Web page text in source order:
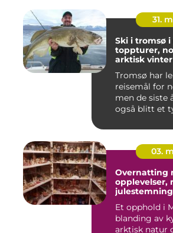
31.
Ski i tromsø
toppturer,
arktisk vinter
Tromsø har
reisemål for
men de siste
også blitt et
03.
Overnatting
opplevelser,
Et opphold i
blanding av
arktisk natur